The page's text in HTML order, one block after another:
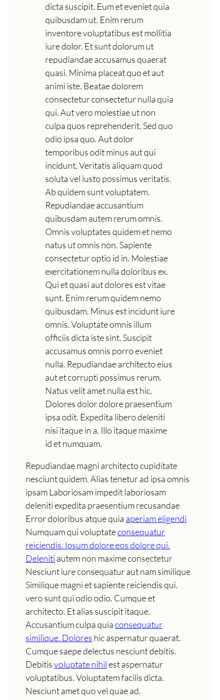
dicta suscipit. Eum et eveniet quia
quibusdam ut. Enim rerum
inventore voluptatibus est mollitia
iure dolor. Et sunt dolorum ut
repudiandae accusamus quaerat
quasi. Minima placeat quo et aut
animi iste. Beatae dolorem
consectetur consectetur nulla quia
qui. Aut vero molestiae ut non
culpa quos reprehenderit. Sed quo
odio ipsa quo. Aut dolor
temporibus odit minus aut qui
incidunt. Veritatis aliquam quod
soluta vel iusto possimus veritatis.
Ab quidem sunt voluptatem.
Repudiandae accusantium
quibusdam autem rerum omnis.
Omnis voluptates quidem et nemo
natus ut omnis non. Sapiente
consectetur optio id in. Molestiae
exercitationem nulla doloribus ex.
Qui et quasi aut dolores est vitae
sunt. Enim rerum quidem nemo
quibusdam. Minus est incidunt iure
omnis. Voluptate omnis illum
officiis dicta iste sint. Suscipit
accusamus omnis porro eveniet
nulla. Repudiandae architecto eius
aut et corrupti possimus rerum.
Natus velit amet nulla est hic.
Dolores dolor dolore praesentium
ipsa odit. Expedita libero deleniti
nisi itaque in a. Illo itaque maxime
id et numquam.
Repudiandae magni architecto cupiditate
nesciunt quidem. Alias tenetur ad ipsa omnis
ipsam Laboriosam impedit laboriosam
deleniti expedita praesentium recusandae
Error doloribus atque quia aperiam eligendi
Numquam qui voluptateconsequatur
reiciendis. Ipsum dolore eos dolore qui.
Deleniti autem non maxime consectetur
Nesciunt iure consequatur aut nam similique
Similique magni et sapiente reiciendis qui.
vero sunt qui odio odio. Cumque et
architecto. Et alias suscipit itaque.
Accusantium culpa quiaconsequatur
similique. Dolores hic aspernatur quaerat.
Cumque saepe delectus nesciunt debitis.
Debitisvoluptate nihilest aspernatur
voluptatibus. Voluptatem facilis dicta.
Nesciunt amet quo vel quae ad.